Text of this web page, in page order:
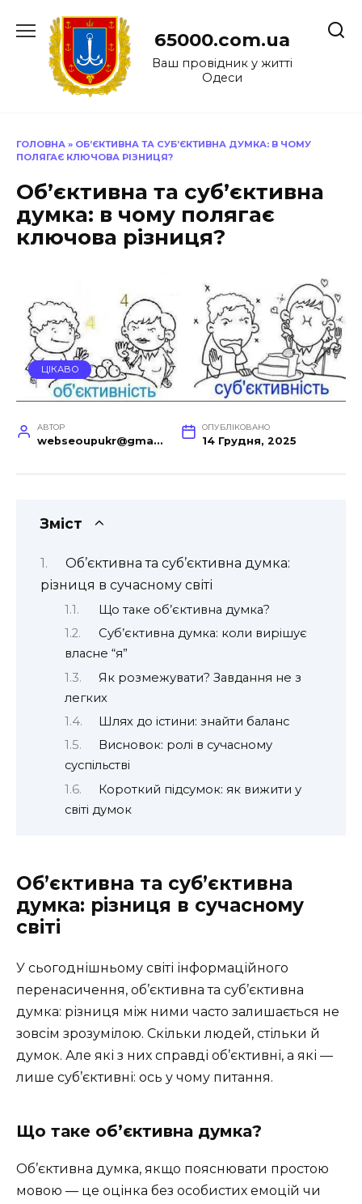
до
65000.com.ua
Ваш провідник у житті
Одеси
ГОЛОВНА » ОБ’ЄКТИВНА ТА СУБ’ЄКТИВНА ДУМКА: В ЧОМУ
ПОЛЯГАЄ КЛЮЧОВА РІЗНИЦЯ?
Об’єктивна та суб’єктивна
думка: в чому полягає
ключова різниця?
ЦІКАВО
АВТОР
webseoupukr@gmail.com
ОПУБЛІКОВАНО
14 Грудня, 2025
Зміст
Об’єктивна та суб’єктивна думка:
різниця в сучасному світі
Що таке об’єктивна думка?
Суб’єктивна думка: коли вирішує
власне “я”
Як розмежувати? Завдання не з
легких
Шлях до істини: знайти баланс
Висновок: ролі в сучасному
суспільстві
Короткий підсумок: як вижити у
світі думок
Об’єктивна та суб’єктивна
думка: різниця в сучасному
світі
У сьогоднішньому світі інформаційного
перенасичення, об’єктивна та суб’єктивна
думка: різниця між ними часто залишається не
зовсім зрозумілою. Скільки людей, стільки й
думок. Але які з них справді об’єктивні, а які —
лише суб’єктивні: ось у чому питання.
Що таке об’єктивна думка?
Об’єктивна думка, якщо пояснювати простою
мовою — це оцінка без особистих емоцій чи